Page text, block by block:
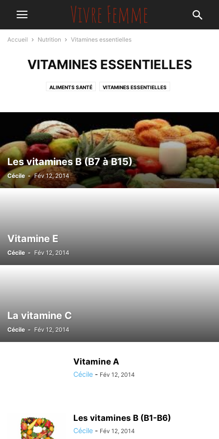
Accueil Nutrition Vitamines essentielles
VITAMINES ESSENTIELLES
ALIMENTS SANTÉ VITAMINES ESSENTIELLES
Les vitamines B (B7 à B15)
Cécile - Fév 12, 2014
Vitamine E
Cécile - Fév 12, 2014
La vitamine C
Cécile - Fév 12, 2014
Vitamine A
Cécile - Fév 12, 2014
Les vitamines B (B1-B6)
Cécile - Fév 12, 2014